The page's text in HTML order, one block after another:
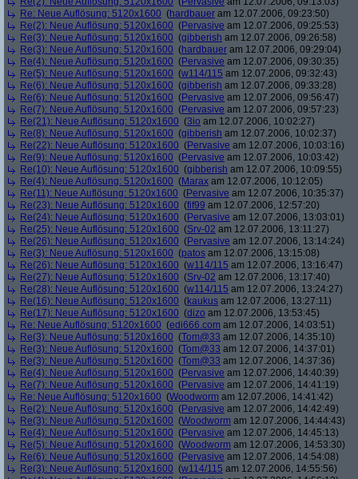
Re: Neue Auflösung: 5120x1600 (hardbauer am 12.07.2006, 09:23:50)
Re(2): Neue Auflösung: 5120x1600 (Pervasive am 12.07.2006, 09:25:53)
Re(3): Neue Auflösung: 5120x1600 (gibberish am 12.07.2006, 09:26:58)
Re(3): Neue Auflösung: 5120x1600 (hardbauer am 12.07.2006, 09:29:04)
Re(4): Neue Auflösung: 5120x1600 (Pervasive am 12.07.2006, 09:30:35)
Re(5): Neue Auflösung: 5120x1600 (w114/115 am 12.07.2006, 09:32:43)
Re(6): Neue Auflösung: 5120x1600 (gibberish am 12.07.2006, 09:33:28)
Re(6): Neue Auflösung: 5120x1600 (Pervasive am 12.07.2006, 09:56:47)
Re(7): Neue Auflösung: 5120x1600 (Pervasive am 12.07.2006, 09:57:23)
Re(21): Neue Auflösung: 5120x1600 (3io am 12.07.2006, 10:02:27)
Re(8): Neue Auflösung: 5120x1600 (gibberish am 12.07.2006, 10:02:37)
Re(22): Neue Auflösung: 5120x1600 (Pervasive am 12.07.2006, 10:03:16)
Re(9): Neue Auflösung: 5120x1600 (Pervasive am 12.07.2006, 10:03:42)
Re(10): Neue Auflösung: 5120x1600 (gibberish am 12.07.2006, 10:09:55)
Re(4): Neue Auflösung: 5120x1600 (Marax am 12.07.2006, 10:12:05)
Re(11): Neue Auflösung: 5120x1600 (Pervasive am 12.07.2006, 10:35:37)
Re(23): Neue Auflösung: 5120x1600 (fif99 am 12.07.2006, 12:57:20)
Re(24): Neue Auflösung: 5120x1600 (Pervasive am 12.07.2006, 13:03:01)
Re(25): Neue Auflösung: 5120x1600 (Srv-02 am 12.07.2006, 13:11:27)
Re(26): Neue Auflösung: 5120x1600 (Pervasive am 12.07.2006, 13:14:24)
Re(3): Neue Auflösung: 5120x1600 (patos am 12.07.2006, 13:15:08)
Re(26): Neue Auflösung: 5120x1600 (w114/115 am 12.07.2006, 13:16:47)
Re(27): Neue Auflösung: 5120x1600 (Srv-02 am 12.07.2006, 13:17:40)
Re(28): Neue Auflösung: 5120x1600 (w114/115 am 12.07.2006, 13:24:27)
Re(16): Neue Auflösung: 5120x1600 (kaukus am 12.07.2006, 13:27:11)
Re(17): Neue Auflösung: 5120x1600 (dizo am 12.07.2006, 13:53:45)
Re: Neue Auflösung: 5120x1600 (edi666.com am 12.07.2006, 14:03:51)
Re(3): Neue Auflösung: 5120x1600 (Tom@33 am 12.07.2006, 14:35:10)
Re(3): Neue Auflösung: 5120x1600 (Tom@33 am 12.07.2006, 14:37:01)
Re(3): Neue Auflösung: 5120x1600 (Tom@33 am 12.07.2006, 14:37:36)
Re(4): Neue Auflösung: 5120x1600 (Pervasive am 12.07.2006, 14:40:39)
Re(7): Neue Auflösung: 5120x1600 (Pervasive am 12.07.2006, 14:41:19)
Re: Neue Auflösung: 5120x1600 (Woodworm am 12.07.2006, 14:41:42)
Re(2): Neue Auflösung: 5120x1600 (Pervasive am 12.07.2006, 14:42:49)
Re(3): Neue Auflösung: 5120x1600 (Woodworm am 12.07.2006, 14:44:43)
Re(4): Neue Auflösung: 5120x1600 (Pervasive am 12.07.2006, 14:45:13)
Re(5): Neue Auflösung: 5120x1600 (Woodworm am 12.07.2006, 14:53:30)
Re(6): Neue Auflösung: 5120x1600 (Pervasive am 12.07.2006, 14:54:08)
Re(3): Neue Auflösung: 5120x1600 (w114/115 am 12.07.2006, 14:55:56)